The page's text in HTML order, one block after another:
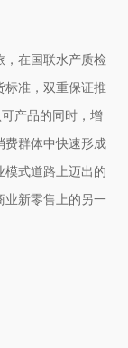
，在国联水产质检
标准，双重保证推
产品的同时，增
费群体中快速形成
模式道路上迈出的
业新零售上的另一